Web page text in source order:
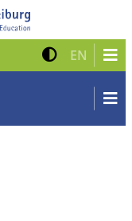
Kontrast
EN Zur